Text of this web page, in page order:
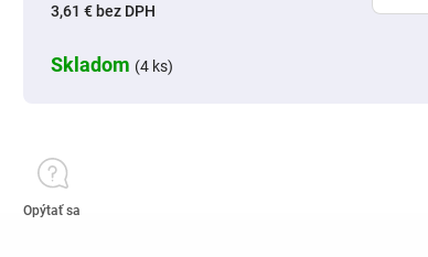
3,61 € bez DPH
Skladom (4 ks)
Opýtať sa